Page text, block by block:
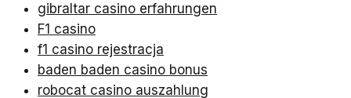
gibraltar casino erfahrungen
F1 casino
f1 casino rejestracja
baden baden casino bonus
robocat casino auszahlung